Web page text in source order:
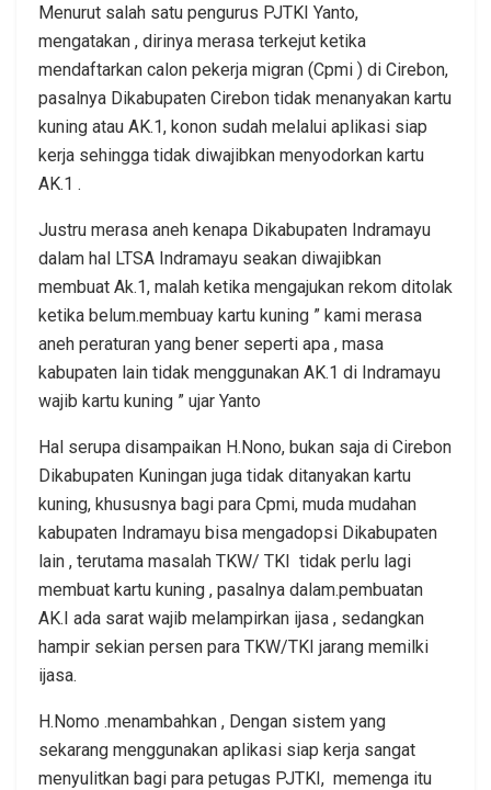
Menurut salah satu pengurus PJTKI Yanto,
mengatakan , dirinya merasa terkejut ketika
mendaftarkan calon pekerja migran (Cpmi ) di Cirebon,
pasalnya Dikabupaten Cirebon tidak menanyakan kartu
kuning atau AK.1, konon sudah melalui aplikasi siap
kerja sehingga tidak diwajibkan menyodorkan kartu
AK.1 .
Justru merasa aneh kenapa Dikabupaten Indramayu
dalam hal LTSA Indramayu seakan diwajibkan
membuat Ak.1, malah ketika mengajukan rekom ditolak
ketika belum.membuay kartu kuning ” kami merasa
aneh peraturan yang bener seperti apa , masa
kabupaten lain tidak menggunakan AK.1 di Indramayu
wajib kartu kuning ” ujar Yanto
Hal serupa disampaikan H.Nono, bukan saja di Cirebon
Dikabupaten Kuningan juga tidak ditanyakan kartu
kuning, khususnya bagi para Cpmi, muda mudahan
kabupaten Indramayu bisa mengadopsi Dikabupaten
lain , terutama masalah TKW/ TKI tidak perlu lagi
membuat kartu kuning , pasalnya dalam.pembuatan
AK.I ada sarat wajib melampirkan ijasa , sedangkan
hampir sekian persen para TKW/TKI jarang memilki
ijasa.
H.Nomo .menambahkan , Dengan sistem yang
sekarang menggunakan aplikasi siap kerja sangat
menyulitkan bagi para petugas PJTKI, memenga itu